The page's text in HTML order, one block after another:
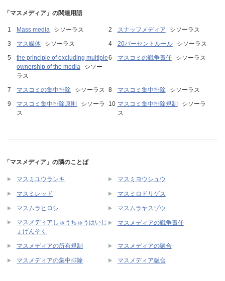
「マスメディア」の関連用語
Mass media シソーラス スナッフメディア
シソーラス
マス媒体
シソーラス 20パーセントルール
シソーラス
the principle of excluding multiple
ownership of the media
シソー
ラス
マスコミの戦争責任 シソーラス
マスコミの集中排除 シソーラス マスコミ集中排除
シソーラス
マスコミ集中排除原則
シソーラ
ス
マスコミ集中排除規制
シソーラ
ス
「マスメディア」の隣のことば
マスミユウランキ マスミヨウシュウ
マスミレッド マスミロドリゲス
マスムラヒロシ
マスムラヤスゾウ
マスメディアしゅうちゅうはいじ
ょげんそく
マスメディアの戦争責任
マスメディアの所有規制 マスメディアの融合
マスメディアの集中排除 マスメディア融合